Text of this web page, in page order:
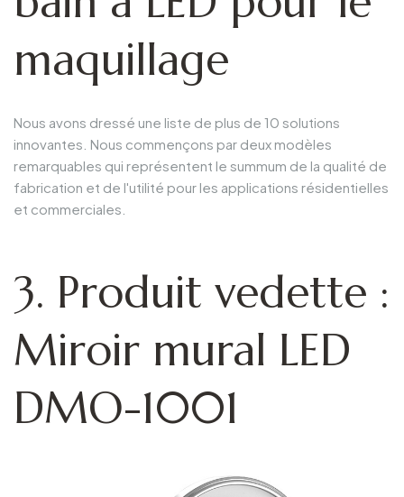
maquillage
Nous avons dressé une liste de plus de 10 solutions
innovantes. Nous commençons par deux modèles
remarquables qui représentent le summum de la qualité de
fabrication et de l'utilité pour les applications résidentielles
et commerciales.
3. Produit vedette :
Miroir mural LED
DMO-1001